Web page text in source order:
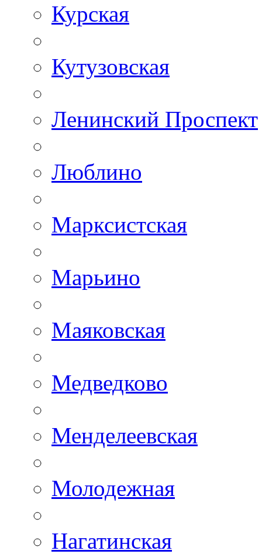
Курская
Кутузовская
Ленинский Проспект
Люблино
Марксистская
Марьино
Маяковская
Медведково
Менделеевская
Молодежная
Нагатинская